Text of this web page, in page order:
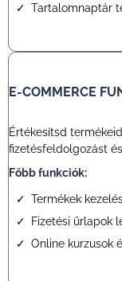
Tartalomnaptár
E-COMMERCE
Értékesítsd
fizetésfeldolgozást
Főbb funkciók:
Termékek
Fizetési űrlapok
Online kurzusok